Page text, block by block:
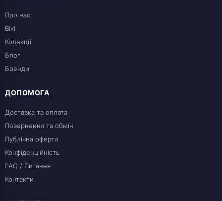
Про нас
Вікі
Колекції
Блог
Бренди
ДОПОМОГА
Доставка та оплата
Повернення та обмін
Публічна оферта
Конфіденційність
FAQ / Питання
Контакти